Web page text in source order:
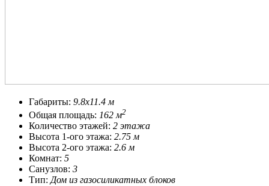
Габариты: 9.8x11.4 м
Общая площадь: 162 м2
Количество этажей: 2 этажа
Высота 1-ого этажа: 2.75 м
Высота 2-ого этажа: 2.6 м
Комнат: 5
Санузлов: 3
Тип: Дом из газосиликатных блоков